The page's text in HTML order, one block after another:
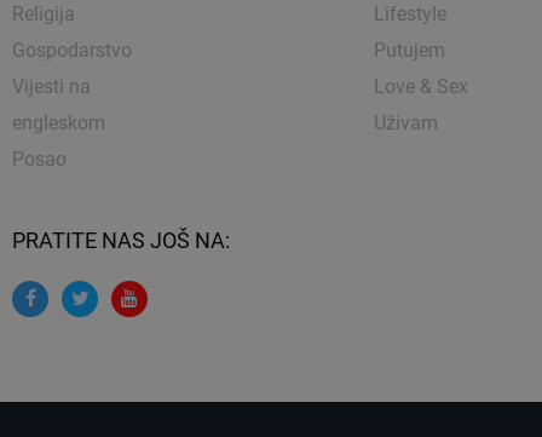
Religija
Gospodarstvo
Vijesti na
engleskom
Posao
Lifestyle
Putujem
Love & Sex
Uživam
PRATITE NAS JOŠ NA: